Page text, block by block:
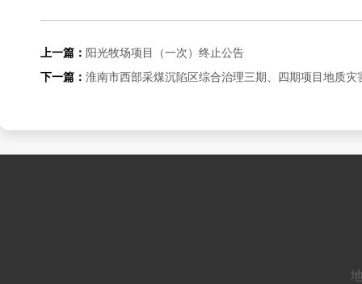
上一篇： 阳光牧场项目（一次）终止公告
下一篇： 淮南市西部采煤沉陷区综合治理三期、四期项目地质